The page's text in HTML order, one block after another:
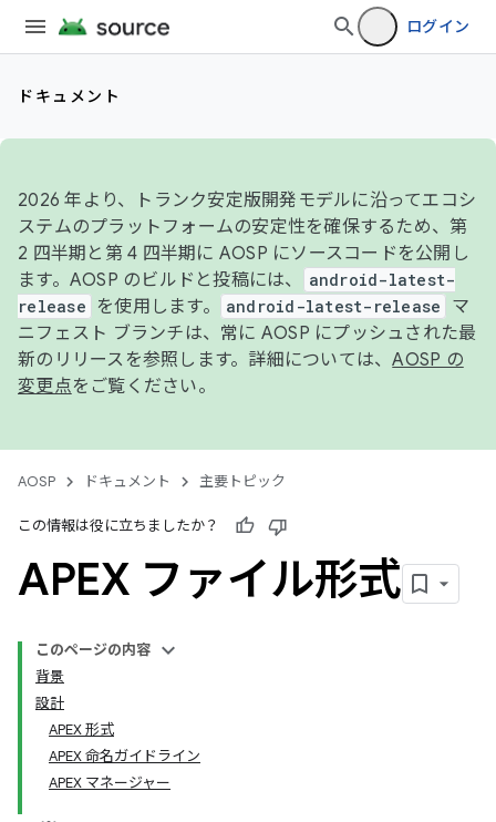
ログイン
ドキュメント
2026 年より、トランク安定版開発モデルに沿ってエコシ
ステムのプラットフォームの安定性を確保するため、第
2 四半期と第 4 四半期に AOSP にソースコードを公開し
ます。AOSP のビルドと投稿には、
android-latest-
release
を使用します。 android-latest-release
マ
ニフェスト ブランチは、常に AOSP にプッシュされた最
新のリリースを参照します。詳細については、AOSP の
変更点をご覧ください。
AOSP ドキュメント 主要トピック
この情報は役に立ちましたか？
APEX ファイル形式
このページの内容
背景
設計
APEX 形式
APEX 命名ガイドライン
APEX マネージャー